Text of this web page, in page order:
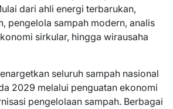
dari ahli energi terbarukan,
pengelola sampah modern, analis
sirkular, hingga wirausaha
seluruh sampah nasional
2029 melalui penguatan ekonomi
pengelolaan sampah. Berbagai